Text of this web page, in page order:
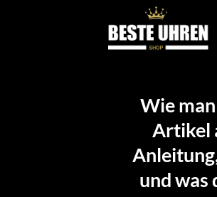
Wie
Artikel
und was